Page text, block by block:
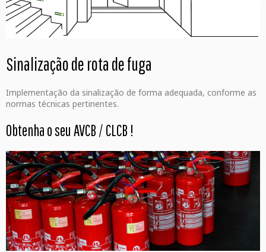
Sinalização de rota de fuga
Implementação da sinalização de forma adequada, conforme as
normas técnicas pertinentes.
Obtenha o seu AVCB / CLCB !